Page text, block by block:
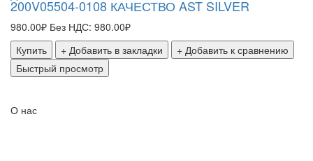
200V05504‑0108 КАЧЕСТВО AST SILVER
980.00₽ Без НДС: 980.00₽
Купить
+ Добавить в закладки
+ Добавить к сравнению
Быстрый просмотр
О нас